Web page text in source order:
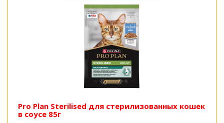
Pro Plan Sterilised для стерилизованных кошек
в соусе 85г